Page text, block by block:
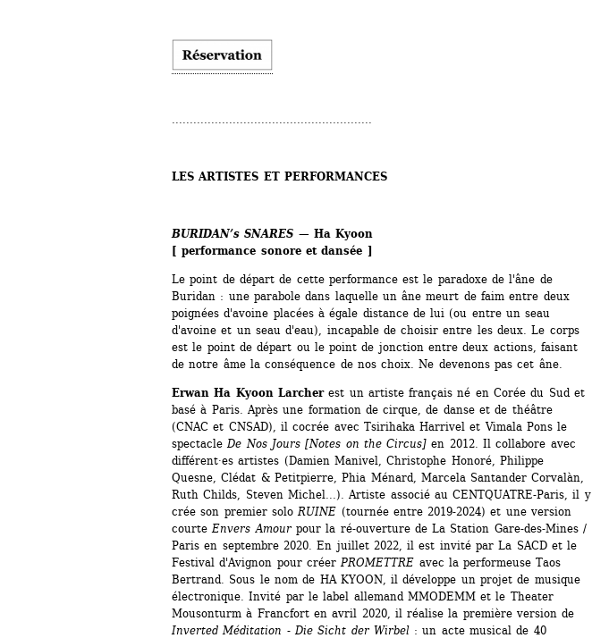
LES ARTISTES ET PERFORMANCES
BURIDAN’s SNARES — Ha Kyoon
[ performance sonore et dansée ]
Le point de départ de cette performance est le paradoxe de l'âne de
Buridan : une parabole dans laquelle un âne meurt de faim entre deux
poignées d'avoine placées à égale distance de lui (ou entre un seau
d'avoine et un seau d'eau), incapable de choisir entre les deux. Le corps
est le point de départ ou le point de jonction entre deux actions, faisant
de notre âme la conséquence de nos choix. Ne devenons pas cet âne.
Erwan Ha Kyoon Larcherest un artiste français né en Corée du Sud et
basé à Paris. Après une formation de cirque, de danse et de théâtre
(CNAC et CNSAD), il cocrée avec Tsirihaka Harrivel et Vimala Pons le
spectacle De Nos Jours [Notes on the Circus] en 2012. Il collabore avec
différent·es artistes (Damien Manivel, Christophe Honoré, Philippe
Quesne, Clédat & Petitpierre, Phia Ménard, Marcela Santander Corvalàn,
Ruth Childs, Steven Michel...). Artiste associé au CENTQUATRE-Paris, il y
crée son premier solo RUINE (tournée entre 2019-2024) et une version
courte Envers Amourpour la ré-ouverture de La Station Gare-des-Mines /
Paris en septembre 2020. En juillet 2022, il est invité par La SACD et le
Festival d'Avignon pour créer PROMETTRE avec la performeuse Taos
Bertrand. Sous le nom de HA KYOON, il développe un projet de musique
électronique. Invité par le label allemand MMODEMM et le Theater
Mousonturm à Francfort en avril 2020, il réalise la première version de
Inverted Méditation - Die Sicht der Wirbel: un acte musical de 40